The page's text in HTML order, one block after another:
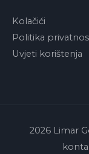
Kolačići
Politika
Uvjeti korištenja
2026 Limar